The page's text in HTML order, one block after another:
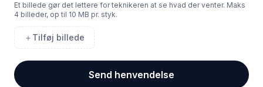
Et billede gør det lettere for teknikeren at se hvad der venter. Maks
4 billeder, op til 10 MB pr. styk.
＋ Tilføj billede
Send henvendelse